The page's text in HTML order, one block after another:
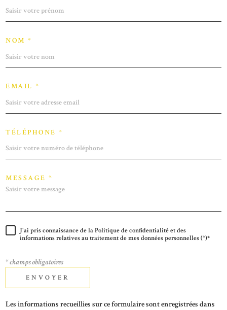
NOM *
EMAIL *
TÉLÉPHONE *
MESSAGE *
J'ai pris connaissance de la Politique de confidentialité et des
informations relatives au traitement de mes données personnelles (*)*
* champs obligatoires
ENVOYER
Les informations recueillies sur ce formulaire sont enregistrées dans